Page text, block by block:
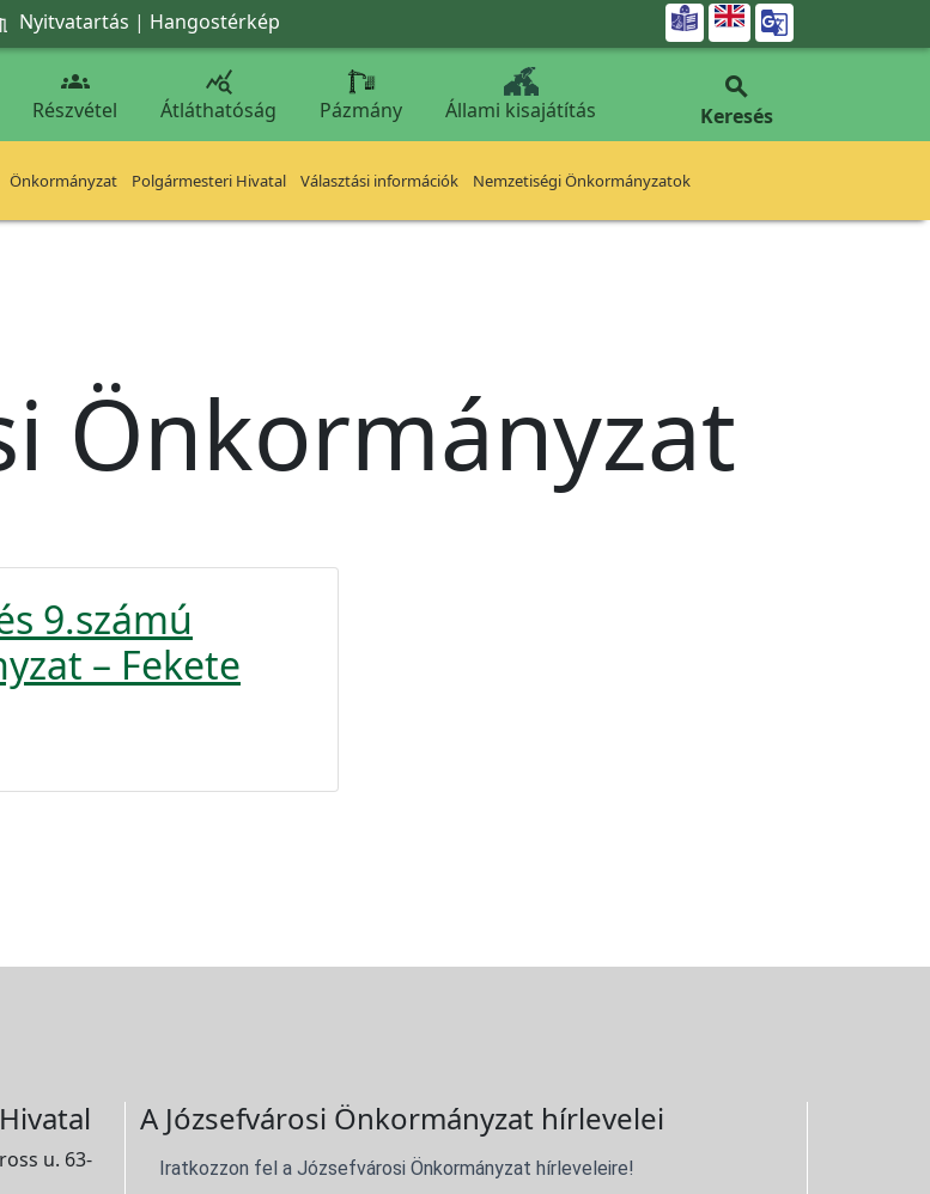
Nyitvatartás | Hangostérkép 

Részvétel

Átláthatóság Pázmány Állami kisajátítás

Keresés
Önkormányzat Polgármesteri Hivatal Választási információk Nemzetiségi Önkormányzatok
Önkormányzat
9.számú
– Fekete
u. 63-
A Józsefvárosi Önkormányzat hírlevelei
Iratkozzon fel a Józsefvárosi Önkormányzat hírleveleire!